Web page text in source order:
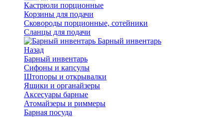
Кастрюли порционные
Корзины для подачи
Сковороды порционные, сотейники
Сланцы для подачи
Барный инвентарь
Назад
Барный инвентарь
Сифоны и капсулы
Штопоры и открывалки
Ящики и органайзеры
Аксесуары барные
Атомайзеры и риммеры
Барная посуда